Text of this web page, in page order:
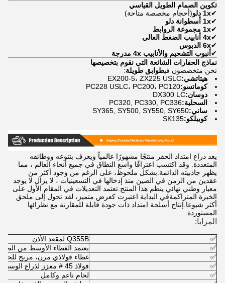
تكوين الصمام الطويل القياسي
✔1x دلو
(أحجام مخصصة متاحة)
✔1x أسطوانة دلو
✔1x مجموعة الروابط
✔4x أنابيب الضغط العالي
✔6x الدبوس
✔ أنبوب التشحيم والأنابيب 4x مدرجة
نماذج الحفارات الشائعة التي نقوم بتخصيصها
نحن متخصصون فيطوابق طويلة:
هيتاتشي:EX200-5، ZX225 USLC
كوماتسو:PC228 USLC، PC200، PC120
دوسان:DX300 LC
السحلية:PC320, PC330, PC336
ساني:SY365, SY500, SY550, SY650
كوبيلكو:SK135
يعد ذراع امتداد الحفر منتجًا مشهورًا عالمياً ويعرف بتنوعه ووظائفه
المتعددة. وقد اكتسب اعترافًا واسع النطاق في جميع أنحاء العالم ، مما
يظهر جاذبيته الدائمة.بشكل ملحوظ، على الرغم من وجود أكثر من
عقدين من الزمن في الصين منذ إدخالها في التسعينيات ، لا يزال لا يوجد
معيار وطني نهائي ينظم هذا المنتج.تعتمد التعديلات في المقام الأول على
الخبرة المتراكمةفي البداية اعتبرت كعرض متميز، لقد تحول إلى ملحق
أكثر شيوعا.إنتاج أسلحة امتداد ذات جودة قابلة للمقارنة مع نظرائها
المستوردة.
المزايا:
✅
Q355B لمقعد الأذن
✅
يعتمد الغطاء الأوسط من
✅
غطاء فولاذي مرن، مريح
✅
فولاذ 45 # معزز لذراع الوسط
✅
لحام ناعم وكامل